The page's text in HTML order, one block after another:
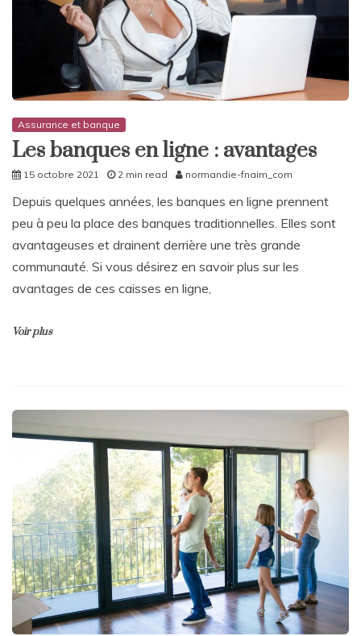
Assurance et banque
Les banques en ligne : avantages
15 octobre 2021 2 min read normandie-fnaim_com
Depuis quelques années, les banques en ligne prennent
peu à peu la place des banques traditionnelles. Elles sont
avantageuses et drainent derrière une très grande
communauté. Si vous désirez en savoir plus sur les
avantages de ces caisses en ligne,
Voir plus